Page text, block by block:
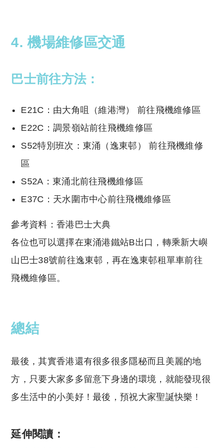
4. 機場維修區交通
巴士前往方法：
E21C：由大角咀（維港灣） 前往飛機維修區
E22C：調景嶺站前往飛機維修區
S52特別班次：東涌（逸東邨） 前往飛機維修
區
S52A：東涌北前往飛機維修區
E37C：天水圍市中心前往飛機維修區
參考資料：香港巴士大典
各位也可以選擇在東涌港鐵站B出口，轉乘新大嶼
山巴士38號前往逸東邨，再在逸東邨租單車前往
飛機維修區。
總結
最後，其實香港還有很多很多隱秘而且美麗的地
方，只要大家多多留意下身邊的環境，就能發現很
多生活中的小美好！最後，預祝大家聖誕快樂！
延伸閱讀：